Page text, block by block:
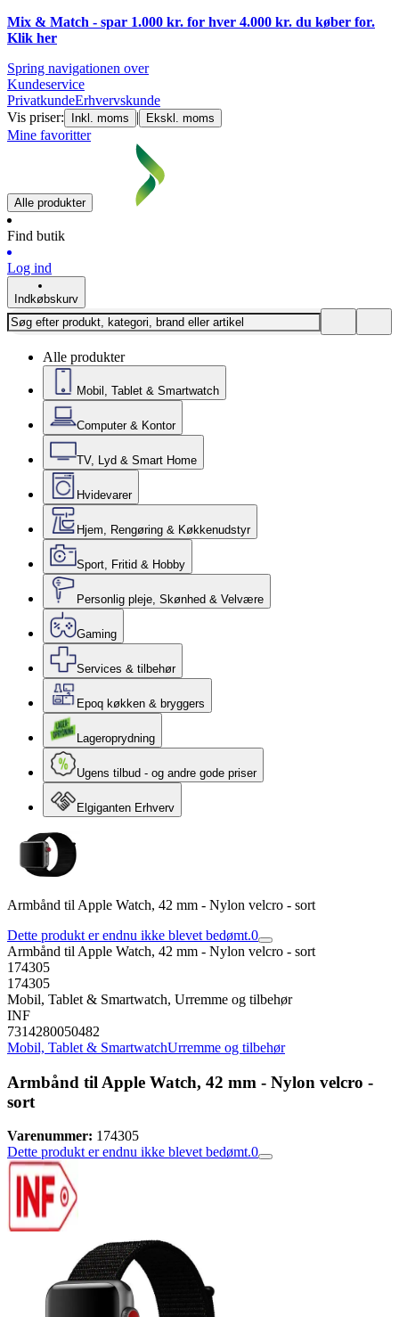
Mix & Match - spar 1.000 kr. for hver 4.000 kr. du køber for.
Klik her
Spring navigationen over
Kundeservice
PrivatkundeErhvervskunde
Vis priser:
Inkl. moms | Ekskl. moms
Mine favoritter
Alle produkter
Find butik
Log ind
Indkøbskurv
Alle produkter
Mobil, Tablet & Smartwatch
Computer & Kontor
TV, Lyd & Smart Home
Hvidevarer
Hjem, Rengøring & Køkkenudstyr
Sport, Fritid & Hobby
Personlig pleje, Skønhed & Velvære
Gaming
Services & tilbehør
Epoq køkken & bryggers
Lageroprydning
Ugens tilbud - og andre gode priser
Elgiganten Erhverv
Armbånd til Apple Watch, 42 mm - Nylon velcro - sort
Dette produkt er endnu ikke blevet bedømt.0
Armbånd til Apple Watch, 42 mm - Nylon velcro - sort
174305
174305
Mobil, Tablet & Smartwatch, Urremme og tilbehør
INF
7314280050482
Mobil, Tablet & SmartwatchUrremme og tilbehør
Armbånd til Apple Watch, 42 mm - Nylon velcro -
sort
Varenummer: 174305
Dette produkt er endnu ikke blevet bedømt.0